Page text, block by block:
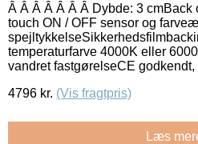
Â Â Â Â Â Â Â Dybde: 3 cmBack
touch ON / OFF sensor og
temperaturfarve 4000K eller
vandret fastgørelseCE godkendt,
4796 kr. (Vis fragtpris)
Læs